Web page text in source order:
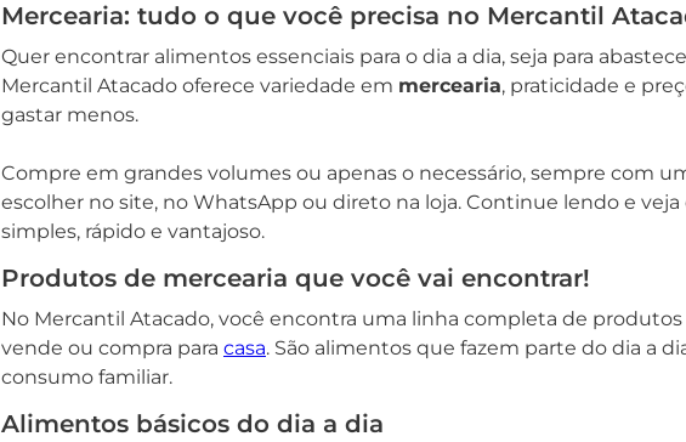
Mercearia: tudo o que você precisa no Mercantil
Quer encontrar alimentos essenciais para o dia a dia, seja para
Mercantil Atacado oferece variedade em mercearia, praticidade e
gastar menos.
Compre em grandes volumes ou apenas o necessário, sempre com
escolher no site, no WhatsApp ou direto na loja. Continue lendo e
simples, rápido e vantajoso.
Produtos de mercearia que você vai encontrar!
No Mercantil Atacado, você encontra uma linha completa de
vende ou compra para casa. São alimentos que fazem parte do dia a
consumo familiar.
Alimentos básicos do dia a dia